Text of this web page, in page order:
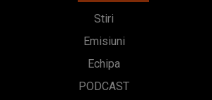
Stiri
Emisiuni
Echipa
PODCAST